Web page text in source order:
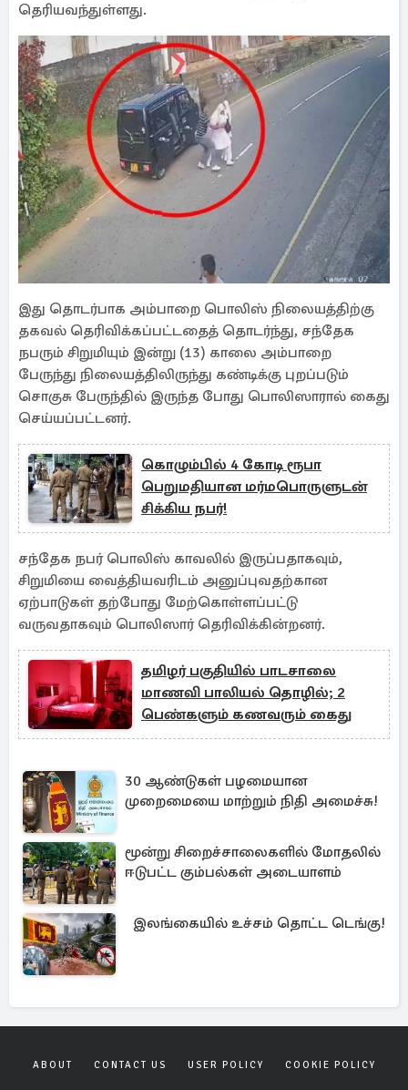
தெரியவந்துள்ளது.
இது தொடர்பாக அம்பாறை பொலிஸ் நிலையத்திற்கு
தகவல் தெரிவிக்கப்பட்டதைத் தொடர்ந்து, சந்தேக
நபரும் சிறுமியும் இன்று (13) காலை அம்பாறை
பேருந்து நிலையத்திலிருந்து கண்டிக்கு புறப்படும்
சொகுசு பேருந்தில் இருந்த போது பொலிஸாரால் கைது
செய்யப்பட்டனர்.
கொழும்பில் 4 கோடி ரூபா
பெறுமதியான மர்மபொருளுடன்
சிக்கிய நபர்!
சந்தேக நபர் பொலிஸ் காவலில் இருப்பதாகவும்,
சிறுமியை வைத்தியவரிடம் அனுப்புவதற்கான
ஏற்பாடுகள் தற்போது மேற்கொள்ளப்பட்டு
வருவதாகவும் பொலிஸார் தெரிவிக்கின்றனர்.
தமிழர் பகுதியில் பாடசாலை
மாணவி பாலியல் தொழில்; 2
பெண்களும் கணவரும் கைது
30 ஆண்டுகள் பழமையான
முறைமையை மாற்றும் நிதி அமைச்சு!
மூன்று சிறைச்சாலைகளில் மோதலில்
ஈடுபட்ட கும்பல்கள் அடையாளம்
இலங்கையில் உச்சம் தொட்ட டெங்கு!
ABOUT CONTACT US USER POLICY COOKIE POLICY